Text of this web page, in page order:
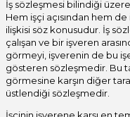
İş sözleşmesi bilindiği
Hem işçi açısından hem de
ilişkisi söz konusudur. İş
çalışan ve bir işveren
görmeyi, işverenin de bu
gösteren sözleşmedir. Bu
görmesine karşın diğer
üstlendiği sözleşmedir.